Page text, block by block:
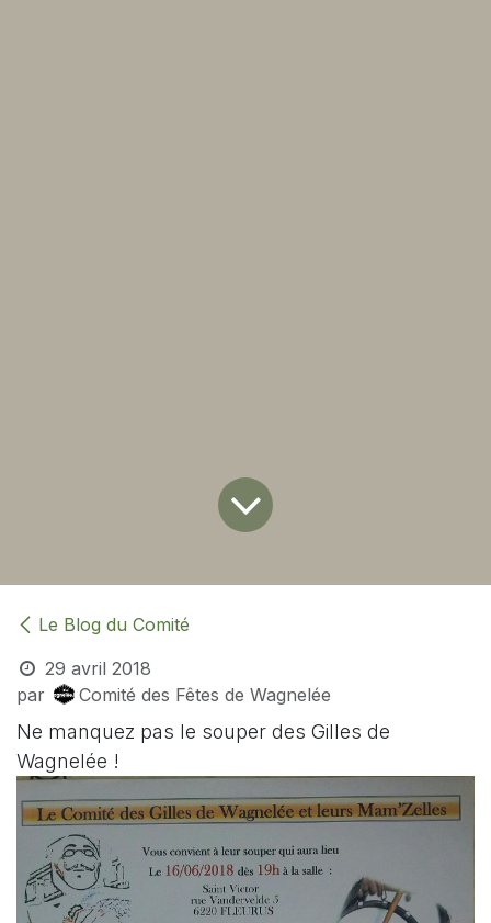
Le Blog du Comité
29 avril 2018
par
Comité des Fêtes de Wagnelée
Ne manquez pas le souper des Gilles de
Wagnelée !